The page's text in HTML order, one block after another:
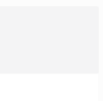
své existence